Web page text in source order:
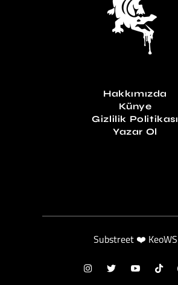
Hakkımızda
Künye
Gizlilik Politikası
Yazar Ol
Substreet ❤️ KeoWS